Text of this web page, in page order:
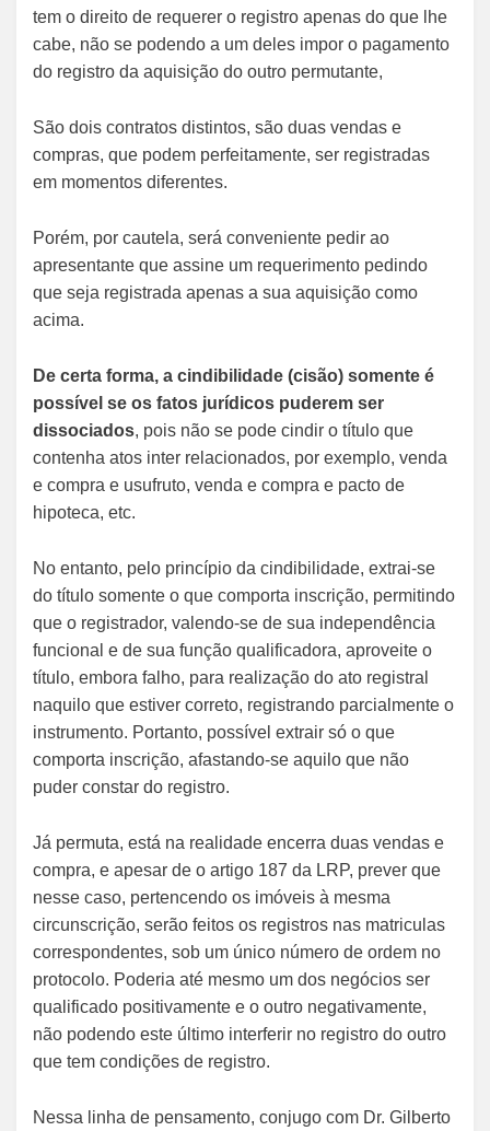
tem o direito de requerer o registro apenas do que lhe
cabe, não se podendo a um deles impor o pagamento
do registro da aquisição do outro permutante,
São dois contratos distintos, são duas vendas e
compras, que podem perfeitamente, ser registradas
em momentos diferentes.
Porém, por cautela, será conveniente pedir ao
apresentante que assine um requerimento pedindo
que seja registrada apenas a sua aquisição como
acima.
De certa forma, a cindibilidade (cisão) somente é
possível se os fatos jurídicos puderem ser
dissociados, pois não se pode cindir o título que
contenha atos inter relacionados, por exemplo, venda
e compra e usufruto, venda e compra e pacto de
hipoteca, etc.
No entanto, pelo princípio da cindibilidade, extrai-se
do título somente o que comporta inscrição, permitindo
que o registrador, valendo-se de sua independência
funcional e de sua função qualificadora, aproveite o
título, embora falho, para realização do ato registral
naquilo que estiver correto, registrando parcialmente o
instrumento. Portanto, possível extrair só o que
comporta inscrição, afastando-se aquilo que não
puder constar do registro.
Já permuta, está na realidade encerra duas vendas e
compra, e apesar de o artigo 187 da LRP, prever que
nesse caso, pertencendo os imóveis à mesma
circunscrição, serão feitos os registros nas matriculas
correspondentes, sob um único número de ordem no
protocolo. Poderia até mesmo um dos negócios ser
qualificado positivamente e o outro negativamente,
não podendo este último interferir no registro do outro
que tem condições de registro.
Nessa linha de pensamento, conjugo com Dr. Gilberto